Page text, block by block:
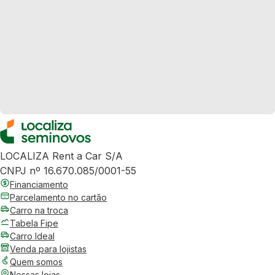
LOCALIZA Rent a Car S/A
CNPJ nº 16.670.085/0001-55
Financiamento
Parcelamento no cartão
Carro na troca
Tabela Fipe
Carro Ideal
Venda para lojistas
Quem somos